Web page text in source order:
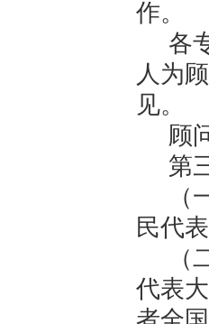
作。
各
人为
见。
顾
第
民代
代表